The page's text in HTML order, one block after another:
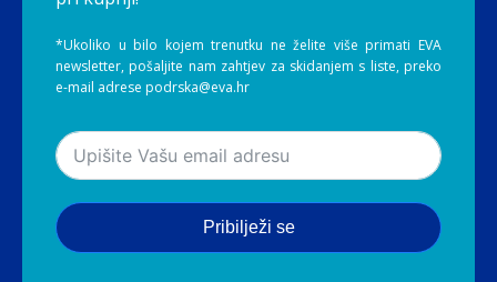
*Ukoliko u bilo kojem trenutku ne želite više primati EVA
newsletter, pošaljite nam zahtjev za skidanjem s liste, preko
e-mail adrese podrska@eva.hr
Pribilježi se